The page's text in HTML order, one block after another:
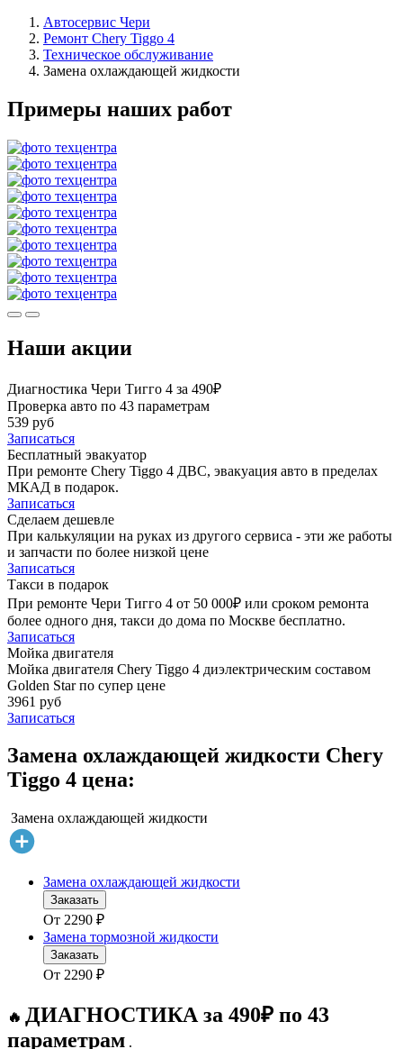
Автосервис Чери
Ремонт Chery Tiggo 4
Техническое обслуживание
Замена охлаждающей жидкости
Примеры наших работ
Наши акции
Диагностика Чери Тигго 4 за 490₽
Проверка авто по 43 параметрам
539 руб
Записаться
Бесплатный эвакуатор
При ремонте Chery Tiggo 4 ДВС, эвакуация авто в пределах
МКАД в подарок.
Записаться
Сделаем дешевле
При калькуляции на руках из другого сервиса - эти же работы
и запчасти по более низкой цене
Записаться
Такси в подарок
При ремонте Чери Тигго 4 от 50 000₽ или сроком ремонта
более одного дня, такси до дома по Москве бесплатно.
Записаться
Мойка двигателя
Мойка двигателя Chery Tiggo 4 диэлектрическим составом
Golden Star по супер цене
3961 руб
Записаться
Замена охлаждающей жидкости Chery
Tiggo 4 цена:
Замена охлаждающей жидкости
Замена охлаждающей жидкости
Заказать
От 2290 ₽
Замена тормозной жидкости
Заказать
От 2290 ₽
🔥 ДИАГНОСТИКА за 490₽ по 43
параметрам .